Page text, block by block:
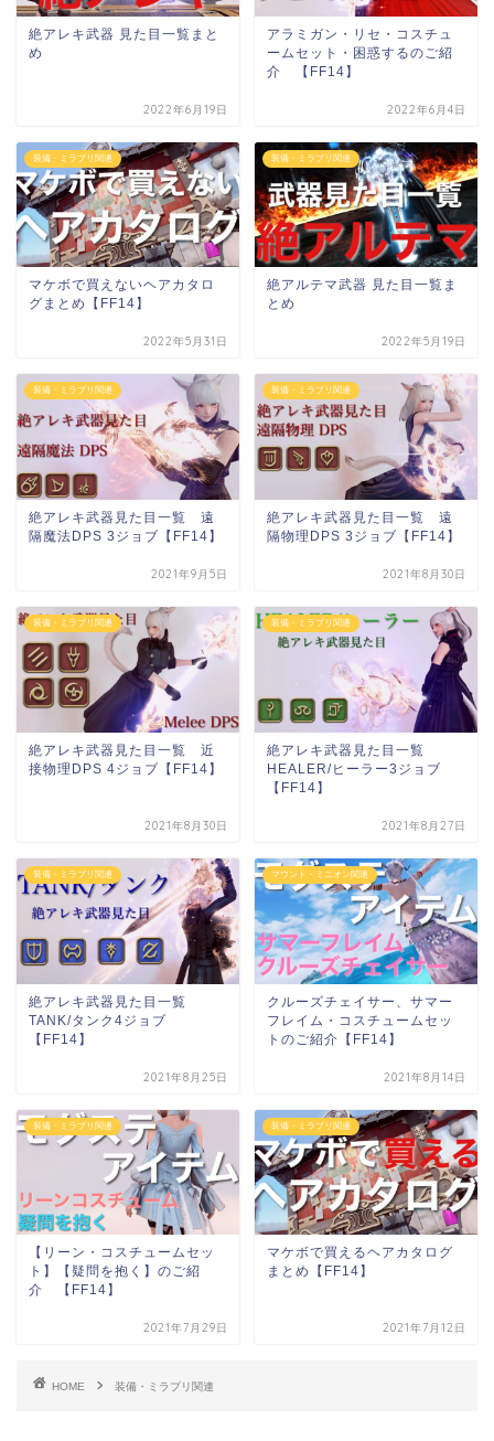
絶アレキ武器 見た目一覧まと
め
2022年6月19日
アラミガン・リセ・コスチュ
ームセット・困惑するのご紹
介 【FF14】
2022年6月4日
装備・ミラプリ関連
マケボで買えないヘアカタロ
グまとめ【FF14】
2022年5月31日
装備・ミラプリ関連
絶アルテマ武器 見た目一覧ま
とめ
2022年5月19日
装備・ミラプリ関連
絶アレキ武器見た目一覧 遠
隔魔法DPS 3ジョブ【FF14】
2021年9月5日
装備・ミラプリ関連
絶アレキ武器見た目一覧 遠
隔物理DPS 3ジョブ【FF14】
2021年8月30日
装備・ミラプリ関連
絶アレキ武器見た目一覧 近
接物理DPS 4ジョブ【FF14】
2021年8月30日
装備・ミラプリ関連
絶アレキ武器見た目一覧
HEALER/ヒーラー3ジョブ
【FF14】
2021年8月27日
装備・ミラプリ関連
絶アレキ武器見た目一覧
TANK/タンク4ジョブ
【FF14】
2021年8月25日
マウント・ミニオン関連
クルーズチェイサー、サマー
フレイム・コスチュームセッ
トのご紹介【FF14】
2021年8月14日
装備・ミラプリ関連
【リーン・コスチュームセッ
ト】【疑問を抱く】のご紹
介 【FF14】
2021年7月29日
装備・ミラプリ関連
マケボで買えるヘアカタログ
まとめ【FF14】
2021年7月12日
HOME 装備・ミラプリ関連